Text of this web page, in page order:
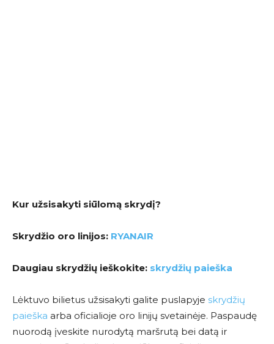
Kur užsisakyti siūlomą skrydį?
Skrydžio oro linijos: RYANAIR
Daugiau skrydžių ieškokite: skrydžių paieška
Lėktuvo bilietus užsisakyti galite puslapyje skrydžių
paieška arba oficialioje oro linijų svetainėje. Paspaudę
nuorodą įveskite nurodytą maršrutą bei datą ir